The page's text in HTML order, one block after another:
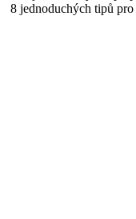
8 jednoduchých tipů